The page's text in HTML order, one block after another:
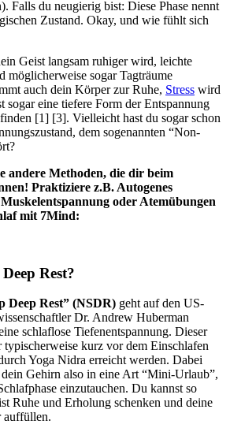
Falls du neugierig bist: Diese Phase nennt
Zustand. Okay, und wie fühlt sich
Geist langsam ruhiger wird, leichte
möglicherweise sogar Tagträume
auch dein Körper zur Ruhe, Stress wird
sogar eine tiefere Form der Entspannung
[1] [3]. Vielleicht hast du sogar schon
dem sogenannten “Non-
andere Methoden, die dir beim
Praktiziere z.B. Autogenes
oder Atemübungen
mit 7Mind:
Rest?
Deep Rest” (NSDR) geht auf den US-
Dr. Andrew Huberman
schlaflose Tiefenentspannung. Dieser
typischerweise kurz vor dem Einschlafen
Yoga Nidra erreicht werden. Dabei
Gehirn also in eine Art “Mini-Urlaub”,
einzutauchen. Du kannst so
Ruhe und Erholung schenken und deine
auffüllen.